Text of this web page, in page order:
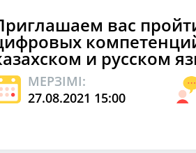
вас
и русском
МЕРЗІМІ:
27.08.2021 15:00